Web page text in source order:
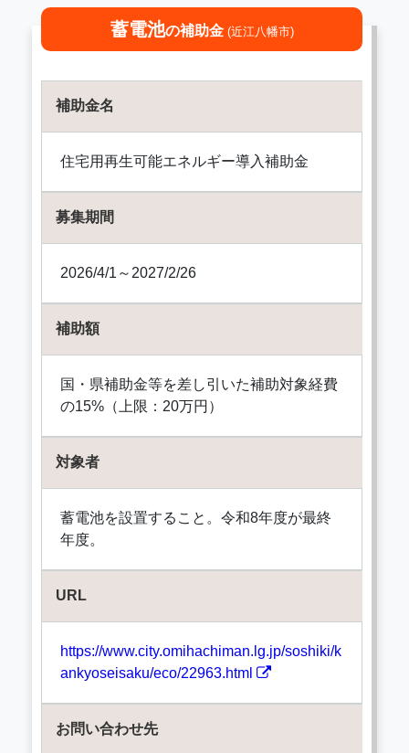
蓄電池の補助金 (近江八幡市)
補助金名
住宅用再生可能エネルギー導入補助金
募集期間
2026/4/1～2027/2/26
補助額
国・県補助金等を差し引いた補助対象経費
の15%（上限：20万円）
対象者
蓄電池を設置すること。令和8年度が最終
年度。
URL
https://www.city.omihachiman.lg.jp/soshiki/k
ankyoseisaku/eco/22963.html
お問い合わせ先